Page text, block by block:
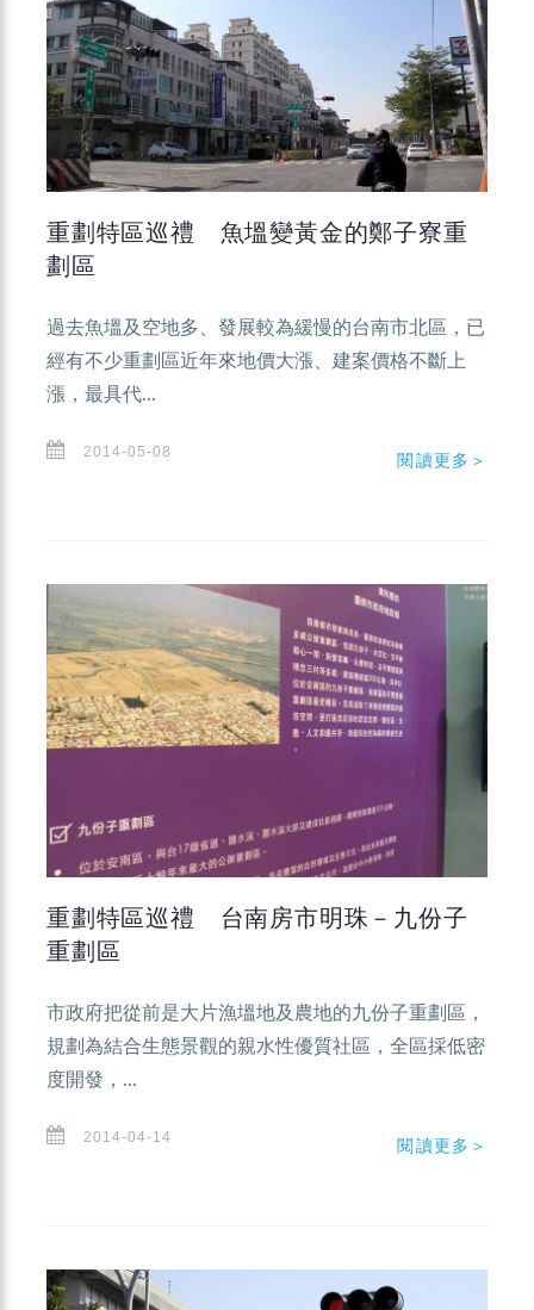
重劃特區巡禮 魚塭變黃金的鄭子寮重
劃區
過去魚塭及空地多、發展較為緩慢的台南市北區，已
經有不少重劃區近年來地價大漲、建案價格不斷上
漲，最具代...
2014-05-08 閱讀更多＞
重劃特區巡禮 台南房市明珠－九份子
重劃區
市政府把從前是大片漁塭地及農地的九份子重劃區，
規劃為結合生態景觀的親水性優質社區，全區採低密
度開發，...
2014-04-14 閱讀更多＞